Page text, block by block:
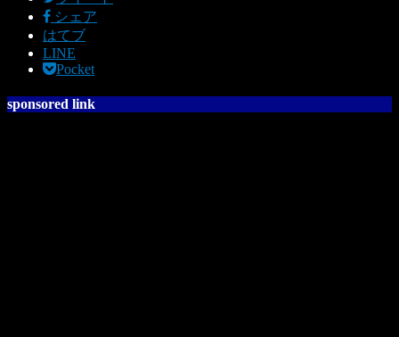
シェア
はてブ
LINE
Pocket
sponsored link